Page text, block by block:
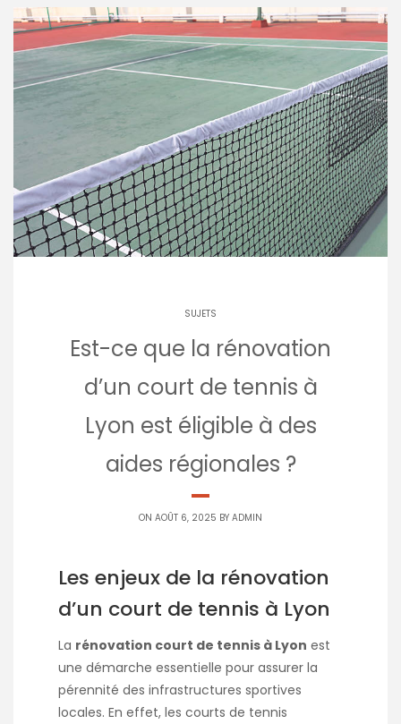
SUJETS
Est-ce que la rénovation
d’un court de tennis à
Lyon est éligible à des
aides régionales ?
ON AOÛT 6, 2025 BY ADMIN
Les enjeux de la rénovation
d’un court de tennis à Lyon
La rénovation court de tennis à Lyon est
une démarche essentielle pour assurer la
pérennité des infrastructures sportives
locales. En effet, les courts de tennis